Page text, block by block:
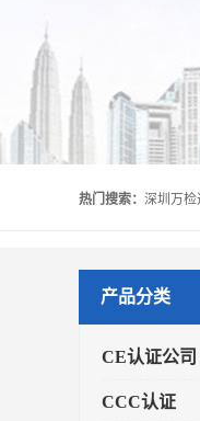
热门搜索：
产品分类
CE认证公司
CCC认证